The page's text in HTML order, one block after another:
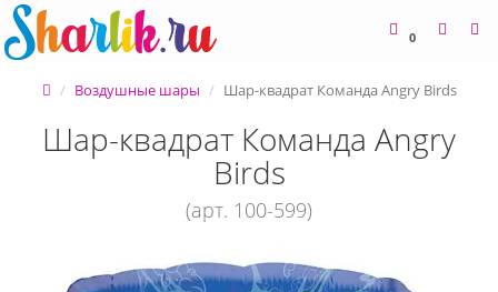
0
Воздушные шары Шар-квадрат Команда Angry Birds
Шар-квадрат Команда Angry
Birds
(арт. 100-599)